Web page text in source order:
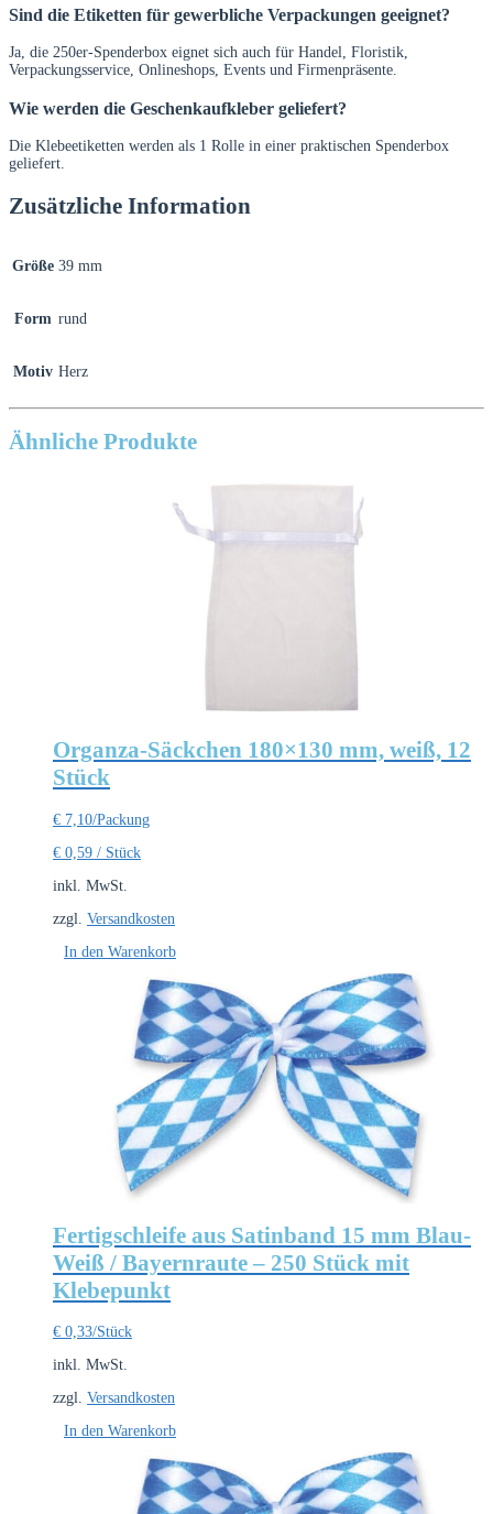
Sind die Etiketten für gewerbliche Verpackungen geeignet?
Ja, die 250er-Spenderbox eignet sich auch für Handel, Floristik,
Verpackungsservice, Onlineshops, Events und Firmenpräsente.
Wie werden die Geschenkaufkleber geliefert?
Die Klebeetiketten werden als 1 Rolle in einer praktischen Spenderbox
geliefert.
Zusätzliche Information
Größe 39 mm
Form rund
Motiv Herz
Ähnliche Produkte
Organza-Säckchen 180×130 mm, weiß, 12
Stück
€ 7,10/Packung
€ 0,59 / Stück
inkl. MwSt.
zzgl. Versandkosten
In den Warenkorb
Fertigschleife aus Satinband 15 mm Blau-
Weiß / Bayernraute – 250 Stück mit
Klebepunkt
€ 0,33/Stück
inkl. MwSt.
zzgl. Versandkosten
In den Warenkorb